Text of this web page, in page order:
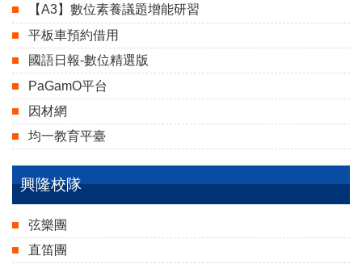
【A3】數位素養議題增能研習
平板車預約借用
國語日報-數位精選版
PaGamO平台
因材網
均一教育平臺
興隆校隊
弦樂團
直笛團